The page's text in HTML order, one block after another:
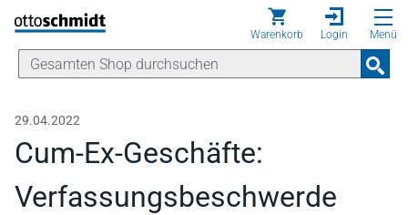
Direkt zum Inhalt
Warenkorb Login Menü
29.04.2022
Cum-Ex-Geschäfte:
Verfassungsbeschwerde